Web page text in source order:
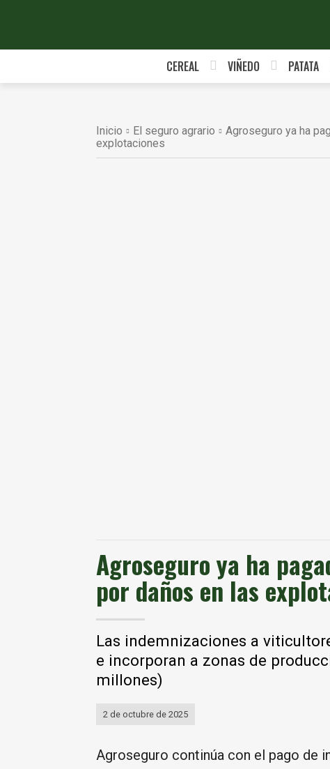
CEREAL VIÑEDO PATATA
Inicio El seguro agrario
Agroseguro ya ha
explotaciones
Agroseguro ya ha
por daños en las
Las indemnizaciones a
e incorporan a zonas de
millones)
2 de octubre de 2025
Agroseguro continúa con el pago de